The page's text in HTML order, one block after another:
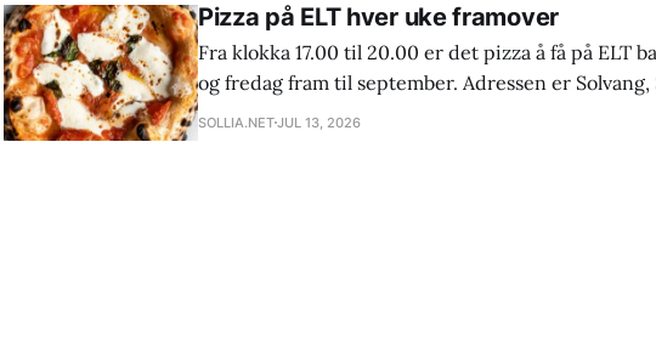
Pizza på ELT hver uke framover
Fra klokka 17.00 til 20.00 er det pizza å få på ELT
og fredag fram til september. Adressen er Solvang,
Sollia. Spis i bakeriet eller ta med hjem. Pizza må forhåndsbestilles 2 dager i
SOLLIA.NETJUL 13, 2026